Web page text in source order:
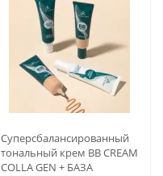
Суперсбалансированный
тональный крем BB CREAM
COLLA GEN + БАЗА